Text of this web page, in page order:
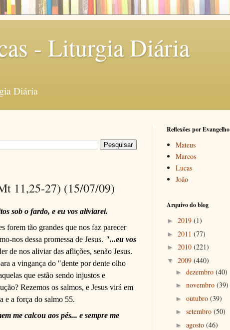
- Liturgia Diária
Diária
11,25-27) (15/07/09)
sob o fardo, e eu vos aliviarei.
forem tão grandes que nos faz parecer
nos dessa promessa de Jesus. "...eu vos
de nos aliviar das aflições, senão Jesus.
a vingança do "dente por dente olho
que estão sendo injustos e
Rezemos os salmos, e Jesus virá em
e a força do salmo 55.
me calcou aos pés... e sempre me
Reflexões por Evangelho
Mateus
Marcos
Lucas
João
Arquivo do blog
► 2019 (1)
► 2011 (77)
► 2010 (221)
▼ 2009 (440)
► dezembro (40)
► novembro (39)
► outubro (39)
► setembro (50)
► agosto (46)